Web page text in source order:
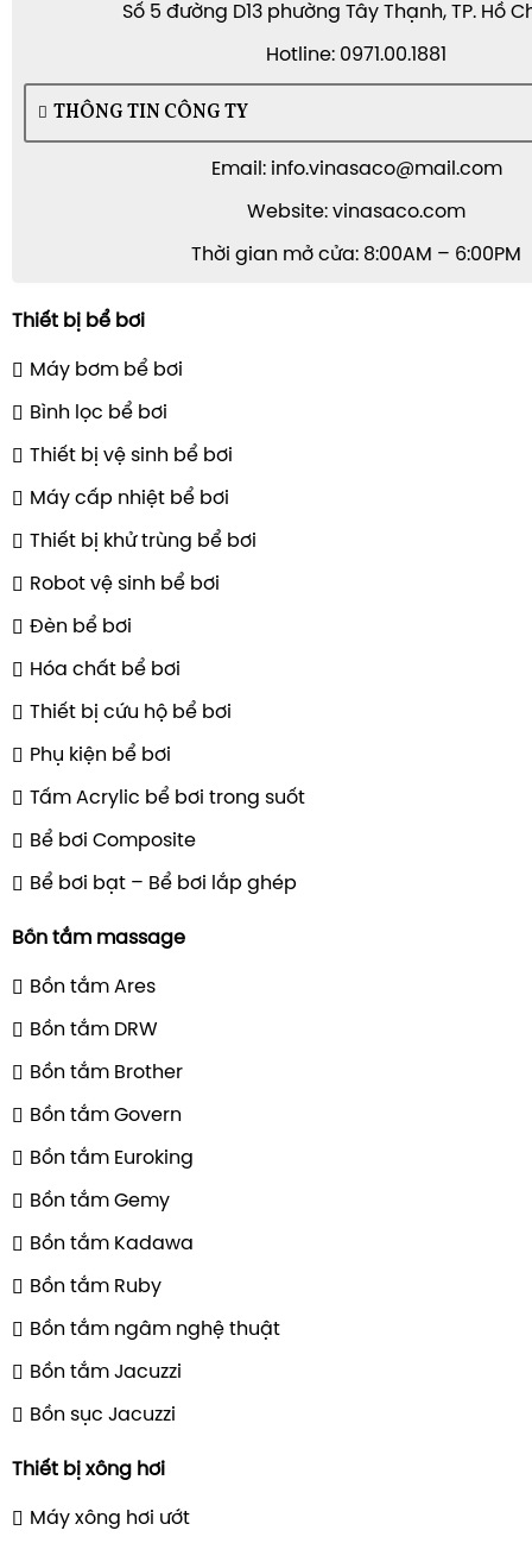
Số 5 đường D13 phường Tây Thạnh, TP. Hồ
Hotline: 0971.00.1881
THÔNG TIN CÔNG TY
Email: info.vinasaco@mail.com
Website: vinasaco.com
Thời gian mở cửa: 8:00AM – 6:00PM
Thiết bị bể bơi
Máy bơm bể bơi
Bình lọc bể bơi
Thiết bị vệ sinh bể bơi
Máy cấp nhiệt bể bơi
Thiết bị khử trùng bể bơi
Robot vệ sinh bể bơi
Đèn bể bơi
Hóa chất bể bơi
Thiết bị cứu hộ bể bơi
Phụ kiện bể bơi
Tấm Acrylic bể bơi trong suốt
Bể bơi Composite
Bể bơi bạt – Bể bơi lắp ghép
Bồn tắm massage
Bồn tắm Ares
Bồn tắm DRW
Bồn tắm Brother
Bồn tắm Govern
Bồn tắm Euroking
Bồn tắm Gemy
Bồn tắm Kadawa
Bồn tắm Ruby
Bồn tắm ngâm nghệ thuật
Bồn tắm Jacuzzi
Bồn sục Jacuzzi
Thiết bị xông hơi
Máy xông hơi ướt